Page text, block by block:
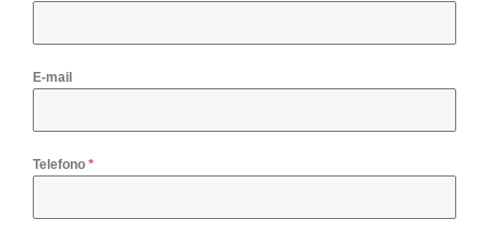
E-mail
Telefono *